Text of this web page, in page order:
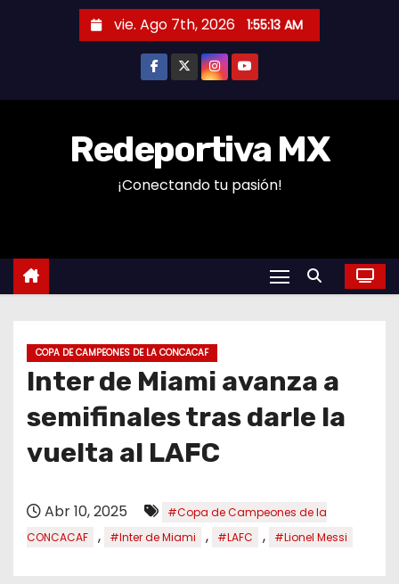
n
vie. Ago 7th, 2026 1:55:13 AM
Redeportiva MX
¡Conectando tu pasión!
COPA DE CAMPEONES DE LA CONCACAF
Inter de Miami avanza a
semifinales tras darle la
vuelta al LAFC
Abr 10, 2025
#Copa de Campeones de la
CONCACAF
, #Inter de Miami , #LAFC , #Lionel Messi